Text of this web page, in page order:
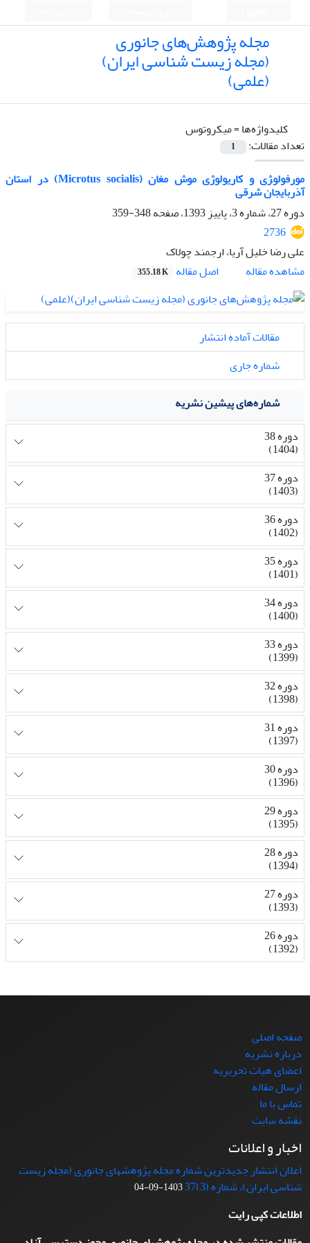
مجله پژوهش‌های جانوری
(مجله زیست شناسی ایران)
(علمی)
کلیدواژه‌ها =میکروتوس
تعداد مقالات:
1
مورفولو‍‍‍‍‍‍‍‍‍‍‍‍‍‍‍‍‍ژی و کاریولوژی موش مغان (Microtus socialis) در استان
آذربایجان شرقی
دوره 27، شماره 3، پاییز 1393، صفحه
348-359
2736
علی رضا خلیل آریا، ارجمند چولاک
مشاهده مقاله
اصل مقاله 355.18 K
مقالات آماده انتشار
شماره جاری
شماره‌های پیشین نشریه
دوره 38
(1404)
دوره 37
(1403)
دوره 36
(1402)
دوره 35
(1401)
دوره 34
(1400)
دوره 33
(1399)
دوره 32
(1398)
دوره 31
(1397)
دوره 30
(1396)
دوره 29
(1395)
دوره 28
(1394)
دوره 27
(1393)
دوره 26
(1392)
صفحه اصلی
درباره نشریه
اعضای هیات تحریریه
ارسال مقاله
تماس با ما
نقشه سایت
اخبار و اعلانات
اعلان انتشار جدیدترین شماره مجله پژوهشهای جانوری (مجله زیست
شناسی ایران)، شماره (3)37
1403-09-04
اطلاعات کپی رایت